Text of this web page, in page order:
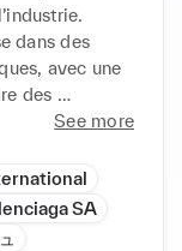
dans des
avec une
des
See more
SA